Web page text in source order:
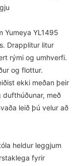
Yumeya YL1495
Drapplitur litur
rými og umhverfi.
og flottur.
ekki meðan þeir
dufthúðunar, með
leið þú velur að
heldur leggjum
fyrir